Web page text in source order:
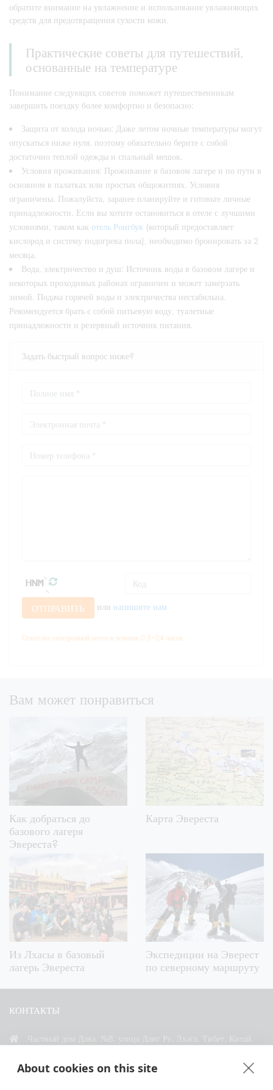
About cookies on this site
обратите внимание на увлажнение и использование увлажняющих
средств для предотвращения сухости кожи.
Практические советы для путешествий,
основанные на температуре
Понимание следующих советов поможет путешественникам
завершить поездку более комфортно и безопасно:
Защита от холода ночью: Даже летом ночные температуры могут
опускаться ниже нуля, поэтому обязательно берите с собой
достаточно теплой одежды и спальный мешок.
Условия проживания: Проживание в базовом лагере и по пути в
основном в палатках или простых общежитиях. Условия
ограничены. Пожалуйста, заранее планируйте и готовьте личные
принадлежности. Если вы хотите остановиться в отеле с лучшими
условиями, таком как отель Ронгбук (который предоставляет
кислород и систему подогрева пола), необходимо бронировать за 2
месяца.
Вода, электричество и душ: Источник воды в базовом лагере и
некоторых проходимых районах ограничен и может замерзать
зимой. Подача горячей воды и электричества нестабильна.
Рекомендуется брать с собой питьевую воду, туалетные
принадлежности и резервный источник питания.
Задать быстрый вопрос ниже?
ОТПРАВИТЬ или напишите нам
Ответ по электронной почте в течение 0.5~24 часов.
Вам может понравиться
Как добраться до
базового лагеря
Эвереста?
Карта Эвереста
Из Лхасы в базовый
лагерь Эвереста
Экспедиции на Эверест
по северному маршруту
КОНТАКТЫ
Частный дом Дава, №8, улица Данг Ре, Лхаса, Тибет, Китай